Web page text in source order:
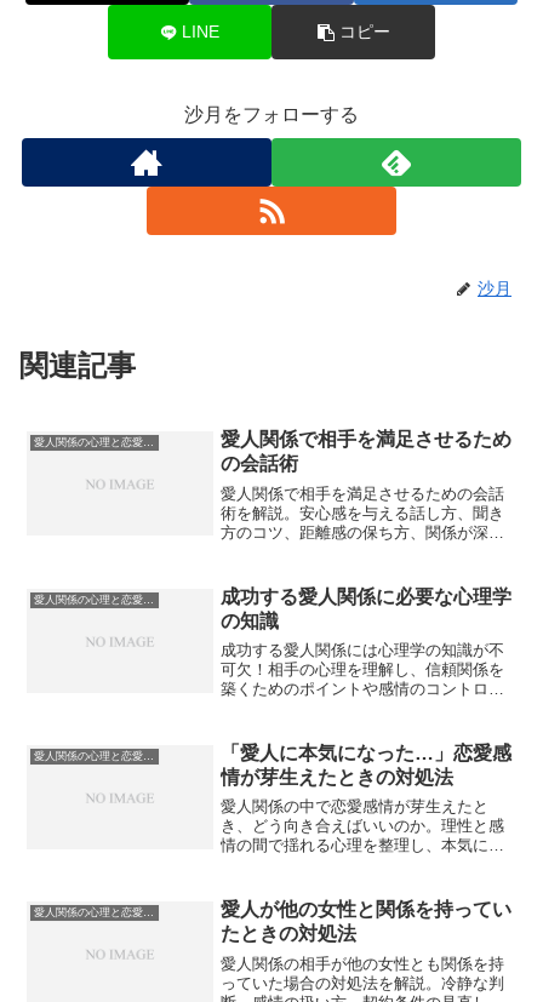
LINE コピー
沙月をフォローする
沙月
関連記事
愛人関係の心理と恋愛感情
愛人関係で相手を満足させるため
の会話術
愛人関係で相手を満足させるための会話
術を解説。安心感を与える話し方、聞き
方のコツ、距離感の保ち方、関係が深ま
成功する愛人関係に必要な心理学
の知識
成功する愛人関係には心理学の知識が不
可欠！相手の心理を理解し、信頼関係を
築くためのポイントや感情のコントロー
愛人関係の心理と恋愛感情
「愛人に本気になった…」恋愛感
情が芽生えたときの対処法
愛人関係の中で恋愛感情が芽生えたと
き、どう向き合えばいいのか。理性と感
情の間で揺れる心理を整理し、本気にな
愛人関係の心理と恋愛感情
愛人が他の女性と関係を持ってい
たときの対処法
愛人関係の相手が他の女性とも関係を持
っていた場合の対処法を解説。冷静な判